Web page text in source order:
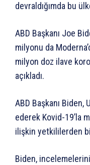
devraldığımda bu
ABD Başkanı Joe
milyonu da
milyon doz ilave
açıkladı.
ABD Başkanı Biden,
ederek Kovid-19’la
ilişkin yetkililerden
Biden,